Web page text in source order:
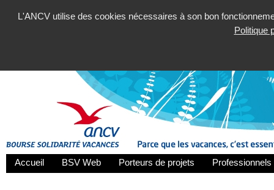
L'ANCV utilise des cookies nécessaires à son bon
Politique
Accueil BSV Web Porteurs de projets